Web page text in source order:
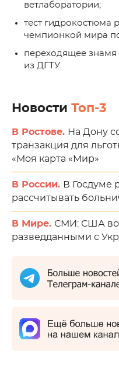
ветлаборатории;
тест гидрокостюма
чемпионкой мира
переходящее знамя
из ДГТУ
Новости Топ-3
В Ростове. На Дону
транзакция для
«Моя карта «Мир»
В России. В Госдуме
рассчитывать
В Мире. СМИ: США
разведданными с